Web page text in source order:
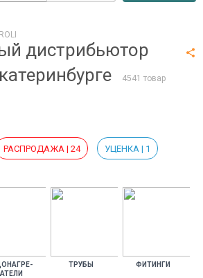
дистрибьютор
4541 товар
РАСПРОДАЖА | 24 УЦЕНКА | 1
ТРУ­БЫ ФИ­ТИН­ГИ